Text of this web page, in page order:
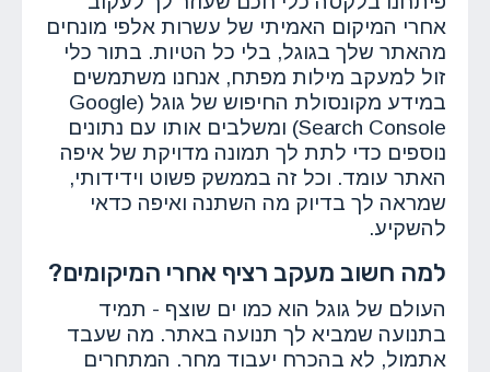
אחרי המיקום האמיתי של עשרות אלפי מונחים
מהאתר שלך בגוגל, בלי כל הטיות. בתור כלי
זול למעקב מילות מפתח, אנחנו משתמשים
במידע מקונסולת החיפוש של גוגל (Google
Search Console) ומשלבים אותו עם נתונים
נוספים כדי לתת לך תמונה מדויקת של איפה
האתר עומד. וכל זה בממשק פשוט וידידותי,
שמראה לך בדיוק מה השתנה ואיפה כדאי
להשקיע.
למה חשוב מעקב רציף אחרי המיקומים?
העולם של גוגל הוא כמו ים שוצף - תמיד
בתנועה שמביא לך תנועה באתר. מה שעבד
אתמול, לא בהכרח יעבוד מחר. המתחרים